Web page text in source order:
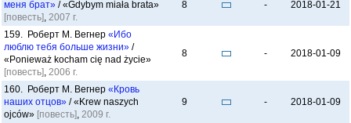
меня брат» / «Gdybym miała brata»
[повесть], 2007 г.
8 - 2018-01-21
159. Роберт М. Вегнер «Ибо
люблю тебя больше жизни» /
«Ponieważ kocham cię nad życie»
[повесть], 2006 г.
8 - 2018-01-09
160. Роберт М. Вегнер «Кровь
наших отцов» / «Krew naszych
ojców» [повесть], 2009 г.
9 - 2018-01-09